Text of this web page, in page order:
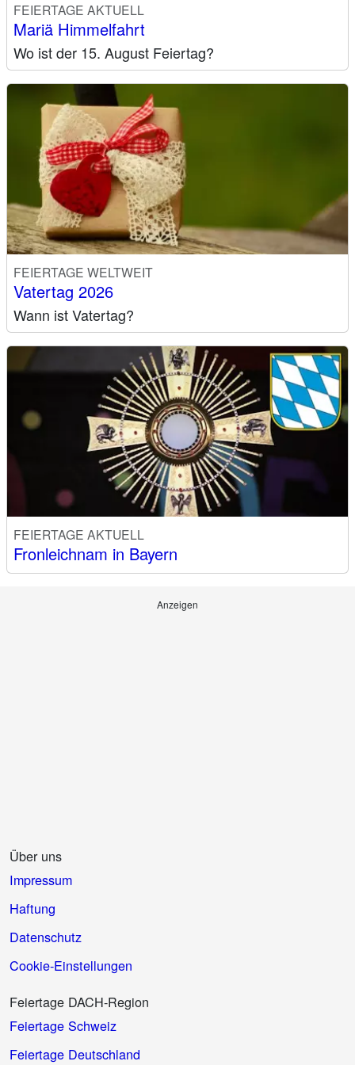
FEIERTAGE AKTUELL
Mariä Himmelfahrt
Wo ist der 15. August Feiertag?
FEIERTAGE WELTWEIT
Vatertag 2026
Wann ist Vatertag?
FEIERTAGE AKTUELL
Fronleichnam in Bayern
Anzeigen
Über uns
Impressum
Haftung
Datenschutz
Cookie-Einstellungen
Feiertage DACH-Region
Feiertage Schweiz
Feiertage Deutschland